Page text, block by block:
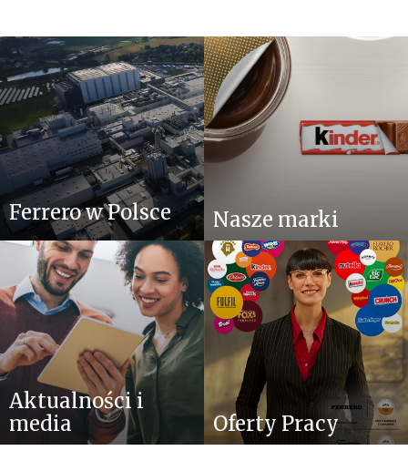
Ferrero w Polsce Nasze marki
Aktualności i
media
Oferty Pracy